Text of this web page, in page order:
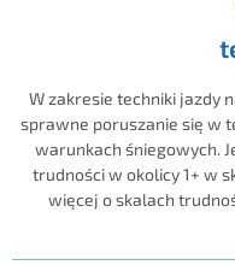
W zakresie techniki jazdy
sprawne poruszanie się w
warunkach śniegowych.
trudności w okolicy 1+ w
więcej o skalach